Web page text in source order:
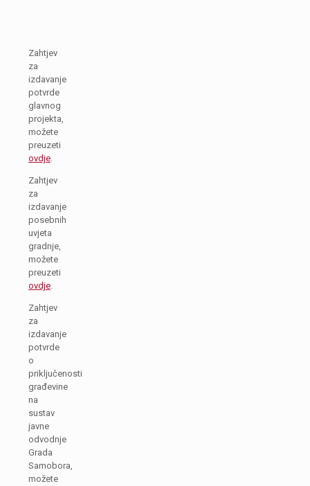
Zahtjev
za
izdavanje
potvrde
glavnog
projekta,
možete
preuzeti
ovdje.
Zahtjev
za
izdavanje
posebnih
uvjeta
gradnje,
možete
preuzeti
ovdje.
Zahtjev
za
izdavanje
potvrde
o
priključenosti
građevine
na
sustav
javne
odvodnje
Grada
Samobora,
možete